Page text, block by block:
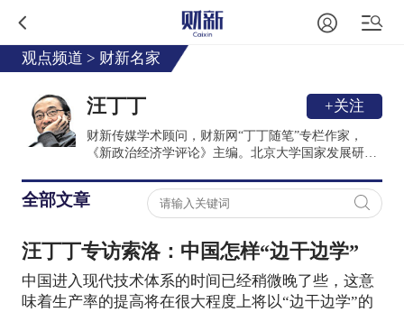
观点频道 > 财新名家
汪丁丁 +关注
财新传媒学术顾问，财新网“丁丁随笔”专栏作家，
《新政治经济学评论》主编。北京大学国家发展研究
学跨学科社会科学研究中心学术委员会主席，东北财
经大学行为与社会科学跨学科研究中心主任及学术委
员会主席。著有《行为社会科学基本问题》《经济的
限度》《经济学思想史讲义》《经济学思想史进阶讲
义》《行为经济学讲义》《新政治经济学讲义》《行
为经济学要义》等作品。
全部文章
汪丁丁专访索洛：中国怎样“边干边学”
中国进入现代技术体系的时间已经稍微晚了些，这意
味着生产率的提高将在很大程度上将以“边干边学”的